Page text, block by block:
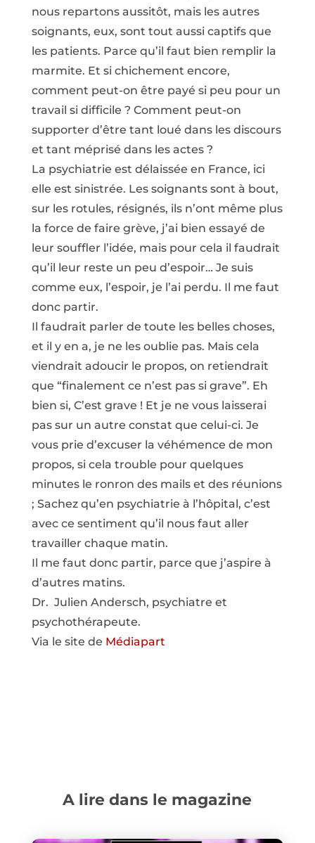
nous repartons aussitôt, mais les autres
soignants, eux, sont tout aussi captifs que
les patients. Parce qu’il faut bien remplir la
marmite. Et si chichement encore,
comment peut-on être payé si peu pour un
travail si difficile ? Comment peut-on
supporter d’être tant loué dans les discours
et tant méprisé dans les actes ?
La psychiatrie est délaissée en France, ici
elle est sinistrée. Les soignants sont à bout,
sur les rotules, résignés, ils n’ont même plus
la force de faire grève, j’ai bien essayé de
leur souffler l’idée, mais pour cela il faudrait
qu’il leur reste un peu d’espoir… Je suis
comme eux, l’espoir, je l’ai perdu. Il me faut
donc partir.
Il faudrait parler de toute les belles choses,
et il y en a, je ne les oublie pas. Mais cela
viendrait adoucir le propos, on retiendrait
que “finalement ce n’est pas si grave”. Eh
bien si, C’est grave ! Et je ne vous laisserai
pas sur un autre constat que celui-ci. Je
vous prie d’excuser la véhémence de mon
propos, si cela trouble pour quelques
minutes le ronron des mails et des réunions
; Sachez qu’en psychiatrie à l’hôpital, c’est
avec ce sentiment qu’il nous faut aller
travailler chaque matin.
Il me faut donc partir, parce que j’aspire à
d’autres matins.
Dr. Julien Andersch, psychiatre et
psychothérapeute.
Via le site de Médiapart
A lire dans le magazine